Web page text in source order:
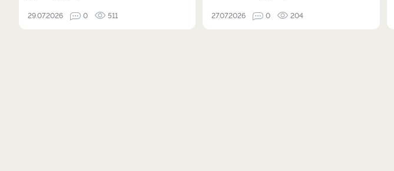
29.07.2026 0 511 27.07.2026 0 204